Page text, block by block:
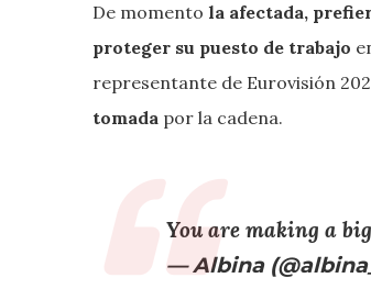
De momento la afectada,
proteger su puesto de trabajo
representante de Eurovisión
tomada por la cadena.
You are making a
— Albina